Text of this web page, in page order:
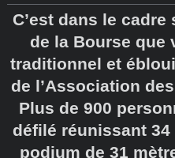
C’est dans le
de la Bourse que
traditionnel et
de l’Association
Plus de 900
défilé réunissant
podium de 31